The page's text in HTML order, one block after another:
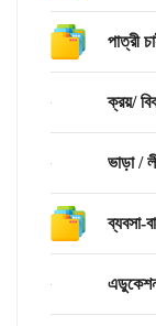
পাত্রী
ক্রয়/
ভাড়া /
ব্যবসা-